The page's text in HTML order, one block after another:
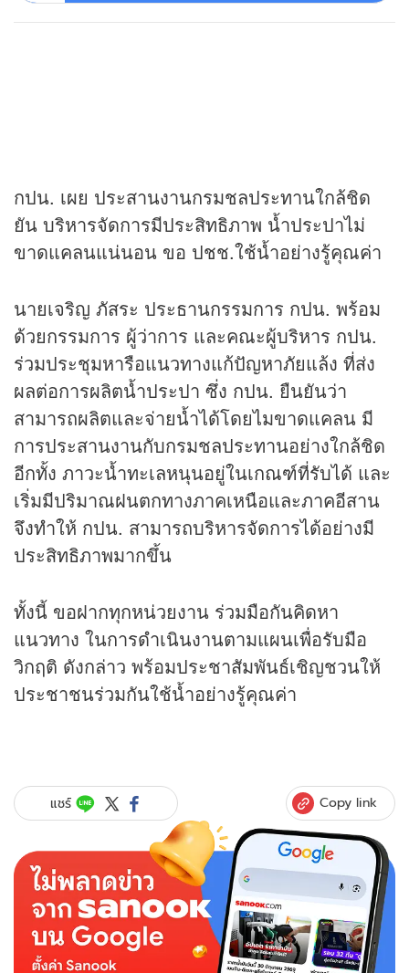
กปน. เผย ประสานงานกรมชลประทานใกล้ชิด
ยัน บริหารจัดการมีประสิทธิภาพ น้ำประปาไม่
ขาดแคลนแน่นอน ขอ ปชช.ใช้น้ำอย่างรู้คุณค่า
นายเจริญ ภัสระ ประธานกรรมการ กปน. พร้อม
ด้วยกรรมการ ผู้ว่าการ และคณะผู้บริหาร กปน.
ร่วมประชุมหารือแนวทางแก้ปัญหาภัยแล้ง ที่ส่ง
ผลต่อการผลิตน้ำประปา ซึ่ง กปน. ยืนยันว่า
สามารถผลิตและจ่ายน้ำได้โดยไมขาดแคลน มี
การประสานงานกับกรมชลประทานอย่างใกล้ชิด
อีกทั้ง ภาวะน้ำทะเลหนุนอยู่ในเกณฑ์ที่รับได้ และ
เริ่มมีปริมาณฝนตกทางภาคเหนือและภาคอีสาน
จึงทำให้ กปน. สามารถบริหารจัดการได้อย่างมี
ประสิทธิภาพมากขึ้น
ทั้งนี้ ขอฝากทุกหน่วยงาน ร่วมมือกันคิดหา
แนวทาง ในการดำเนินงานตามแผนเพื่อรับมือ
วิกฤติ ดังกล่าว พร้อมประชาสัมพันธ์เชิญชวนให้
ประชาชนร่วมกันใช้น้ำอย่างรู้คุณค่า
แชร์ Copy link